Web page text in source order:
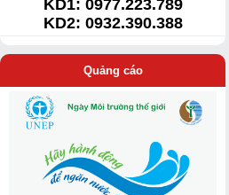
KD1: 0977.223.789
KD2: 0932.390.388
Quảng cáo